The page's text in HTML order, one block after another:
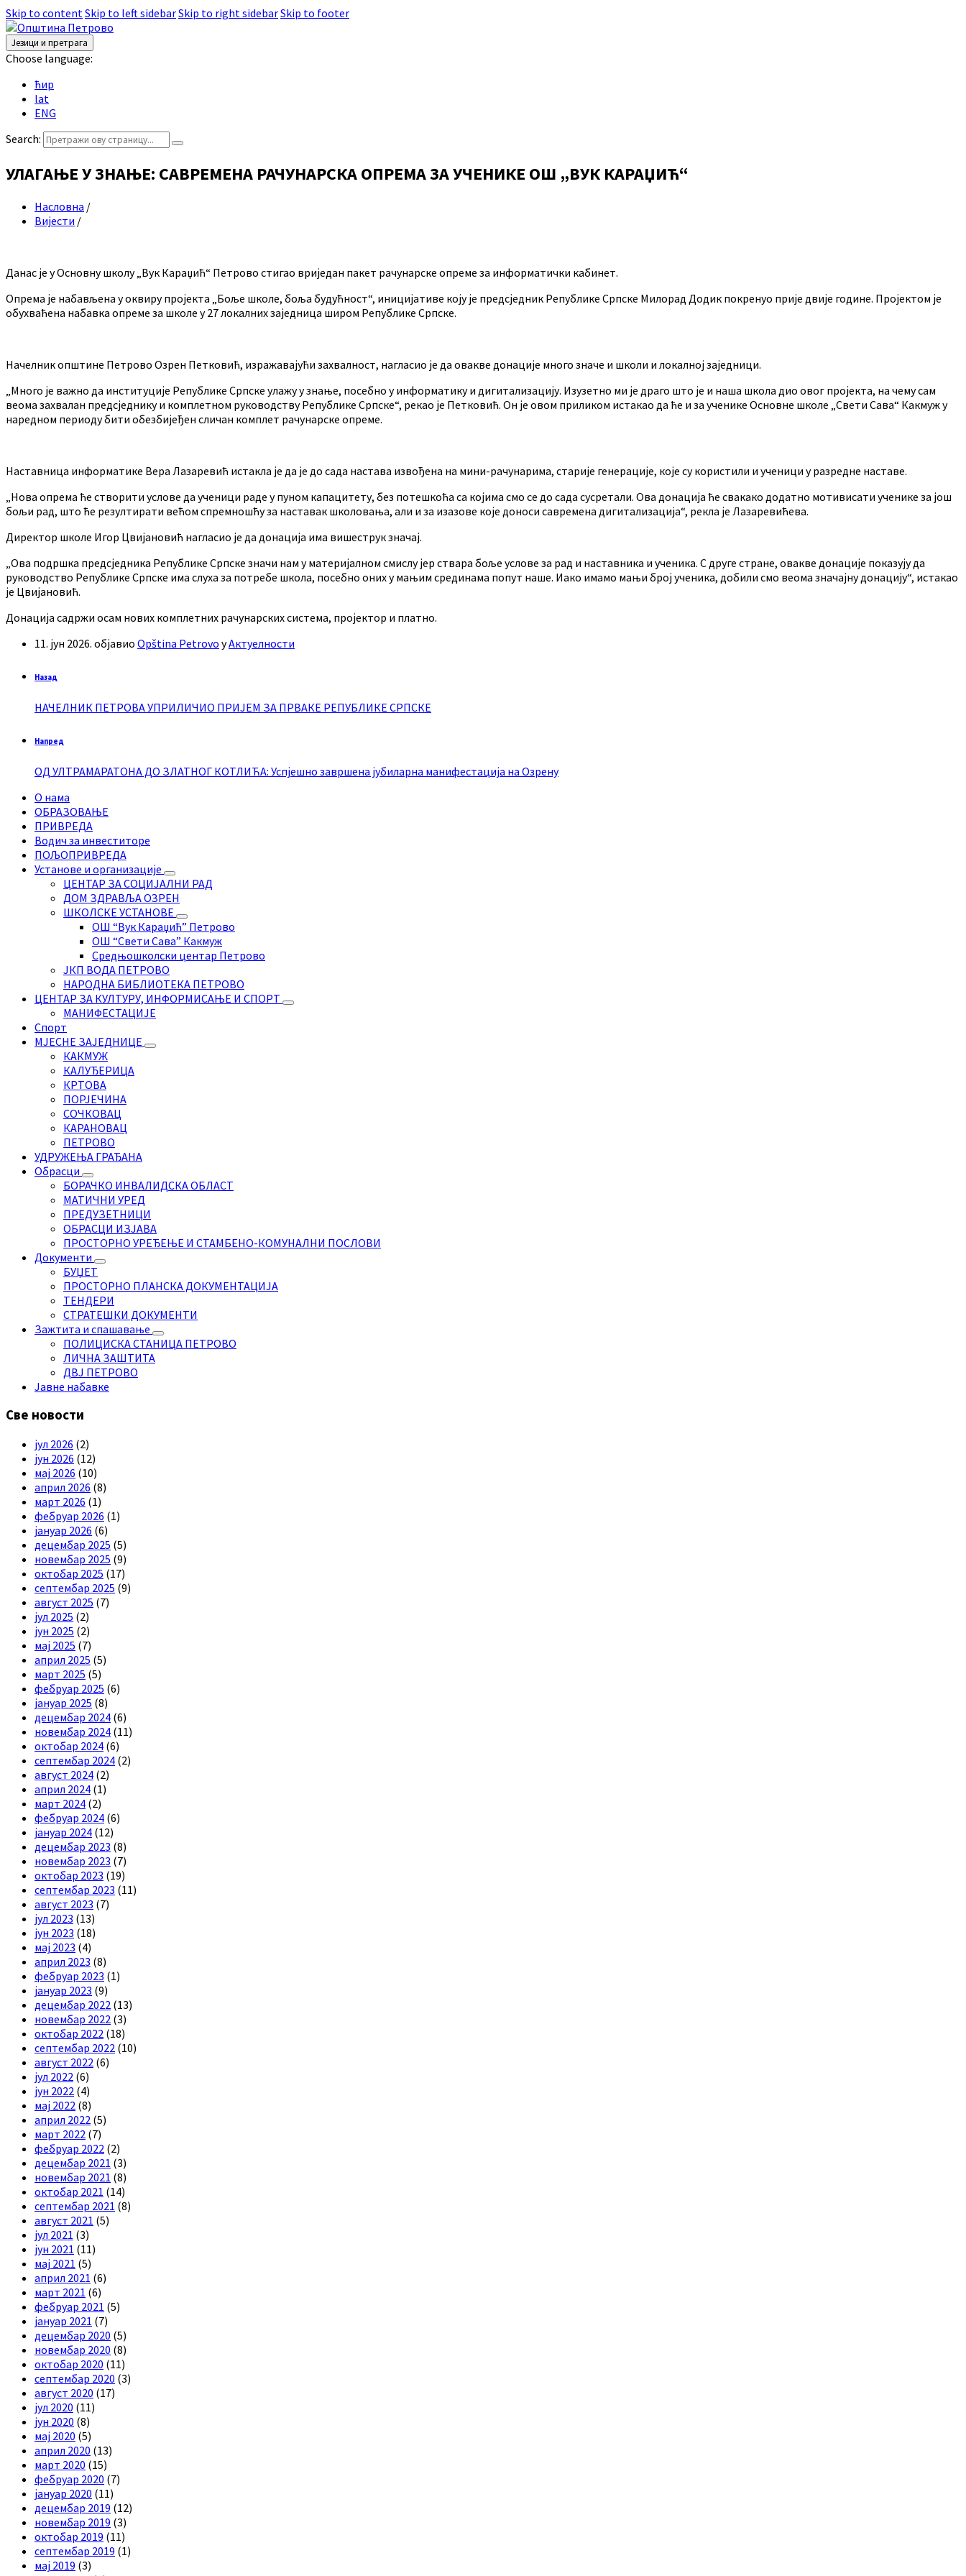
Skip to contentSkip to left sidebarSkip to right sidebarSkip to footer
Језици и претрага
Choose language:
ћир
lat
ENG
Search:
УЛАГАЊЕ У ЗНАЊЕ: САВРЕМЕНА РАЧУНАРСКА ОПРЕМА ЗА УЧЕНИКЕ ОШ „ВУК КАРАЏИЋ“
Насловна /
Вијести /
Данас је у Основну школу „Вук Караџић“ Петрово стигао вриједан пакет рачунарске опреме за информатички кабинет.
Опрема је набављена у оквиру пројекта „Боље школе, боља будућност“, иницијативе коју је предсједник Републике Српске Милорад Додик покренуо прије двије године. Пројектом је
обухваћена набавка опреме за школе у 27 локалних заједница широм Републике Српске.
Начелник општине Петрово Озрен Петковић, изражавајући захвалност, нагласио је да овакве донације много значе и школи и локалној заједници.
„Много је важно да институције Републике Српске улажу у знање, посебно у информатику и дигитализацију. Изузетно ми је драго што је и наша школа дио овог пројекта, на чему сам
веома захвалан предсједнику и комплетном руководству Републике Српске“, рекао је Петковић. Он је овом приликом истакао да ће и за ученике Основне школе „Свети Сава“ Какмуж у
наредном периоду бити обезбијеђен сличан комплет рачунарске опреме.
Наставница информатике Вера Лазаревић истакла је да је до сада настава извођена на мини-рачунарима, старије генерације, које су користили и ученици у разредне наставе.
„Нова опрема ће створити услове да ученици раде у пуном капацитету, без потешкоћа са којима смо се до сада сусретали. Ова донација ће свакако додатно мотивисати ученике за још
бољи рад, што ће резултирати већом спремношћу за наставак школовања, али и за изазове које доноси савремена дигитализација“, рекла је Лазаревићева.
Директор школе Игор Цвијановић нагласио је да донација има вишеструк значај.
„Ова подршка предсједника Републике Српске значи нам у материјалном смислу јер ствара боље услове за рад и наставника и ученика. С друге стране, овакве донације показују да
руководство Републике Српске има слуха за потребе школа, посебно оних у мањим срединама попут наше. Иако имамо мањи број ученика, добили смо веома значајну донацију“, истакао
је Цвијановић.
Донација садржи осам нових комплетних рачунарских система, пројектор и платно.
11. јун 2026. објавио Opština Petrovo уАктуелности
Назад
НАЧЕЛНИК ПЕТРОВА УПРИЛИЧИО ПРИЈЕМ ЗА ПРВАКЕ РЕПУБЛИКЕ СРПСКЕ
Напред
ОД УЛТРАМАРАТОНА ДО ЗЛАТНОГ КОТЛИЋА: Успјешно завршена јубиларна манифестација на Озрену
О нама
ОБРАЗОВАЊЕ
ПРИВРЕДА
Водич за инвеститоре
ПОЉОПРИВРЕДА
Установе и организације
ЦЕНТАР ЗА СОЦИЈАЛНИ РАД
ДОМ ЗДРАВЉА ОЗРЕН
ШКОЛСКЕ УСТАНОВЕ
ОШ “Вук Караџић” Петрово
ОШ “Свети Сава” Какмуж
Средњошколски центар Петрово
ЈКП ВОДА ПЕТРОВО
НАРОДНА БИБЛИОТЕКА ПЕТРОВО
ЦЕНТАР ЗА КУЛТУРУ, ИНФОРМИСАЊЕ И СПОРТ
МАНИФЕСТАЦИЈЕ
Спорт
МЈЕСНЕ ЗАЈЕДНИЦЕ
КАКМУЖ
КАЛУЂЕРИЦА
КРТОВА
ПОРЈЕЧИНА
СОЧКОВАЦ
КАРАНОВАЦ
ПЕТРОВО
УДРУЖЕЊА ГРАЂАНА
Обрасци
БОРАЧКО ИНВАЛИДСКА ОБЛАСТ
МАТИЧНИ УРЕД
ПРЕДУЗЕТНИЦИ
ОБРАСЦИ ИЗЈАВА
ПРОСТОРНО УРЕЂЕЊЕ И СТАМБЕНО-КОМУНАЛНИ ПОСЛОВИ
Документи
БУЏЕТ
ПРОСТОРНО ПЛАНСКА ДОКУМЕНТАЦИЈА
ТЕНДЕРИ
СТРАТЕШКИ ДОКУМЕНТИ
Зажтита и спашавање
ПОЛИЦИСКА СТАНИЦА ПЕТРОВО
ЛИЧНА ЗАШТИТА
ДВЈ ПЕТРОВО
Јавне набавке
Све новости
јул 2026 (2)
јун 2026 (12)
мај 2026 (10)
април 2026 (8)
март 2026 (1)
фебруар 2026 (1)
јануар 2026 (6)
децембар 2025 (5)
новембар 2025 (9)
октобар 2025 (17)
септембар 2025 (9)
август 2025 (7)
јул 2025 (2)
јун 2025 (2)
мај 2025 (7)
април 2025 (5)
март 2025 (5)
фебруар 2025 (6)
јануар 2025 (8)
децембар 2024 (6)
новембар 2024 (11)
октобар 2024 (6)
септембар 2024 (2)
август 2024 (2)
април 2024 (1)
март 2024 (2)
фебруар 2024 (6)
јануар 2024 (12)
децембар 2023 (8)
новембар 2023 (7)
октобар 2023 (19)
септембар 2023 (11)
август 2023 (7)
јул 2023 (13)
јун 2023 (18)
мај 2023 (4)
април 2023 (8)
фебруар 2023 (1)
јануар 2023 (9)
децембар 2022 (13)
новембар 2022 (3)
октобар 2022 (18)
септембар 2022 (10)
август 2022 (6)
јул 2022 (6)
јун 2022 (4)
мај 2022 (8)
април 2022 (5)
март 2022 (7)
фебруар 2022 (2)
децембар 2021 (3)
новембар 2021 (8)
октобар 2021 (14)
септембар 2021 (8)
август 2021 (5)
јул 2021 (3)
јун 2021 (11)
мај 2021 (5)
април 2021 (6)
март 2021 (6)
фебруар 2021 (5)
јануар 2021 (7)
децембар 2020 (5)
новембар 2020 (8)
октобар 2020 (11)
септембар 2020 (3)
август 2020 (17)
јул 2020 (11)
јун 2020 (8)
мај 2020 (5)
април 2020 (13)
март 2020 (15)
фебруар 2020 (7)
јануар 2020 (11)
децембар 2019 (12)
новембар 2019 (3)
октобар 2019 (11)
септембар 2019 (1)
мај 2019 (3)